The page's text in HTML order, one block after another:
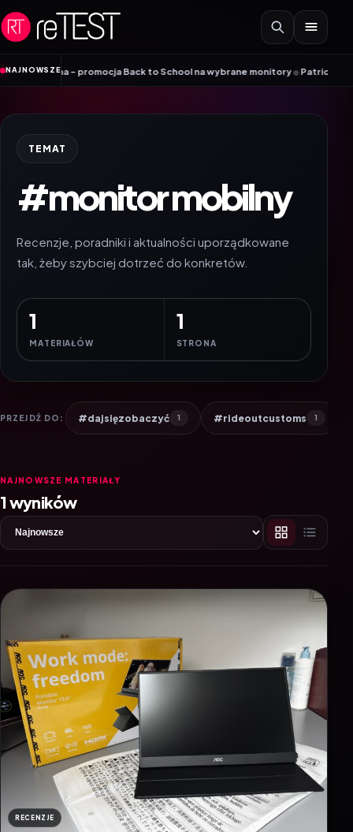
Przejdź do treści
NAJNOWSZE– promocja Back to School na wybrane monitory•Patriot i ROG
TEMAT
#monitor mobilny
Recenzje, poradniki i aktualności uporządkowane
tak, żeby szybciej dotrzeć do konkretów.
1
MATERIAŁÓW
1
STRONA
PRZEJDŹ DO: #dajsięzobaczyć 1 #rideoutcustoms 1
NAJNOWSZE MATERIAŁY
1 wyników
RECENZJE